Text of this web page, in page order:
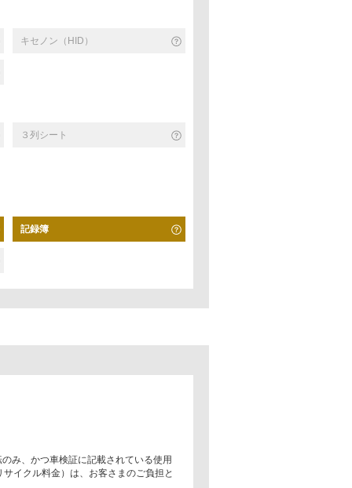
キセノン（HID）
３列シート
記録簿
み、かつ車検証に記載されている使用
イクル料金）は、お客さまのご負担と